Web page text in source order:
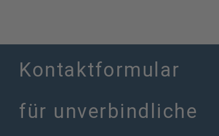
Kontaktformular
für unverbindliche